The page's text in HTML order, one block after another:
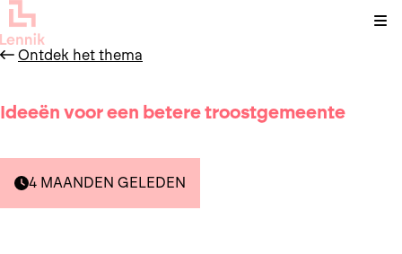
Ontdek het thema
Ideeën voor een betere troostgemeente
4 MAANDEN GELEDEN